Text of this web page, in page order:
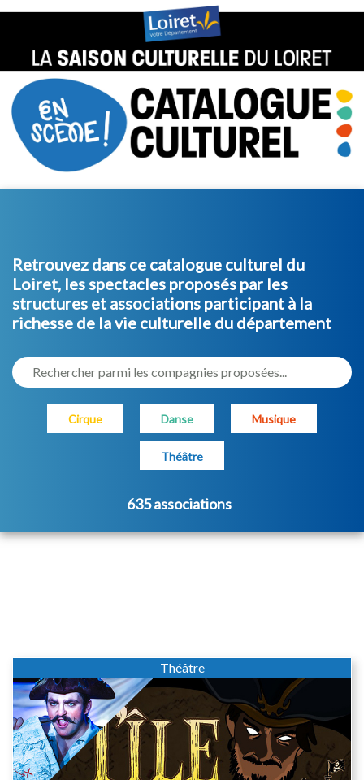
Retrouvez dans ce catalogue culturel du
Loiret, les spectacles proposés par les
structures et associations participant à la
richesse de la vie culturelle du département
Rechercher parmi les compagnies proposées...
Cirque Danse Musique
Théâtre
635 associations
Théâtre